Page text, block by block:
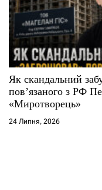
Як скандальний
повʼязаного з РФ
«Миротворець»
24 Липня, 2026